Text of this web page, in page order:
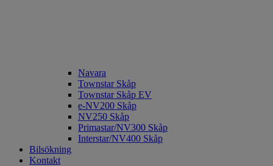
Navara
Townstar Skåp
Townstar Skåp EV
e-NV200 Skåp
NV250 Skåp
Primastar/NV300 Skåp
Interstar/NV400 Skåp
Bilsökning
Kontakt